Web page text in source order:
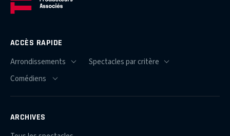
ACCÈS RAPIDE
ARCHIVES